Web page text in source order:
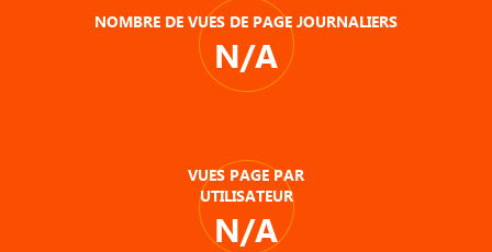
NOMBRE DE VUES DE PAGE JOURNALIERS
N/A
VUES PAGE PAR
UTILISATEUR
N/A